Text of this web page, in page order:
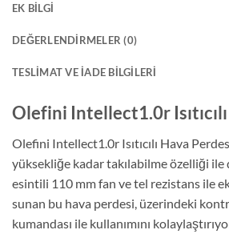
EK BILGI
DEĞERLENDIRMELER (0)
TESLIMAT VE İADE BILGILERI
Olefini Intellect1.0r
Olefini Intellect1.0r Isıtıcılı Hava
yüksekliğe kadar takılabilme özelliği ile
esintili 110 mm fan ve tel rezistans ile
sunan bu hava perdesi, üzerindeki
kumandası ile kullanımını